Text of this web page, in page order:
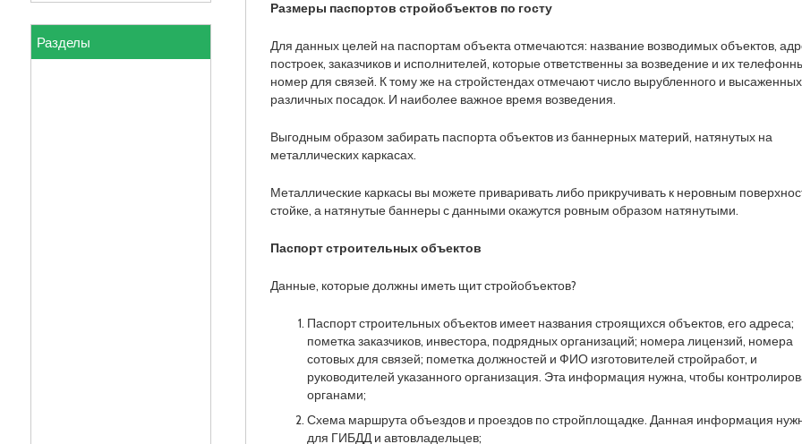
Размеры паспортов стройобъектов по госту
Для данных целей на паспортам объекта отмечаются: название возводимых объектов,
построек, заказчиков и исполнителей, которые ответственны за возведение и их
номер для связей. К тому же на стройстендах отмечают число вырубленного и высаженных
различных посадок. И наиболее важное время возведения.
Выгодным образом забирать паспорта объектов из баннерных материй, натянутых на
металлических каркасах.
Металлические каркасы вы можете приваривать либо прикручивать к неровным
стойке, а натянутые баннеры с данными окажутся ровным образом натянутыми.
Паспорт строительных объектов
Данные, которые должны иметь щит стройобъектов?
Паспорт строительных объектов имеет названия строящихся объектов, его адреса;
пометка заказчиков, инвестора, подрядных организаций; номера лицензий, номера
сотовых для связей; пометка должностей и ФИО изготовителей стройработ, и
руководителей указанного организация. Эта информация нужна, чтобы
органами;
Схема маршрута объездов и проездов по стройплощадке. Данная информация
для ГИБДД и автовладельцев;
Разделы